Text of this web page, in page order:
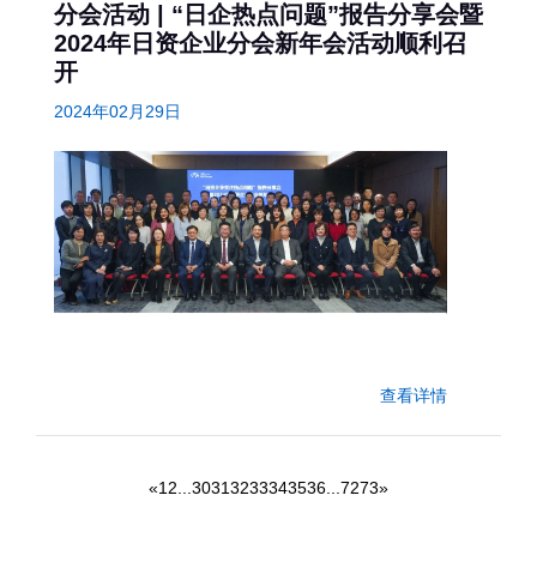
分会活动 | “日企热点问题”报告分享会暨
2024年日资企业分会新年会活动顺利召
开
2024年02月29日
查看详情
«12...30313233343536...7273»